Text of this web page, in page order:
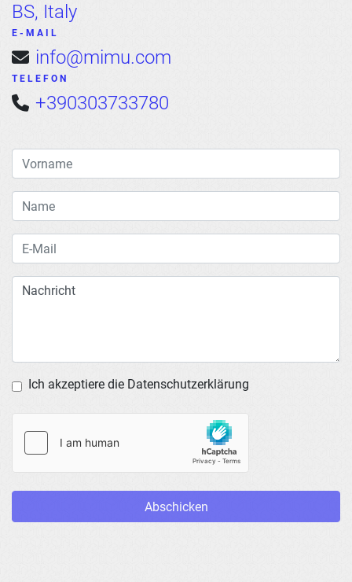
BS, Italy
E-MAIL
info@mimu.com
TELEFON
+390303733780
Ich akzeptiere die Datenschutzerklärung
Abschicken